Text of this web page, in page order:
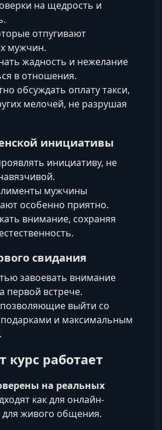
на щедрость и
отпугивают
мужчин.
жадность и нежелание
в отношения.
обсуждать оплату такси,
мелочей, не разрушая
инициативы
инициативу, не
мужчины
особенно приятно.
внимание, сохраняя
свидания
завоевать внимание
первой встрече.
позволяющие выйти со
подарками и максимальным
курс работает
на реальных
как для онлайн-
для живого общения.